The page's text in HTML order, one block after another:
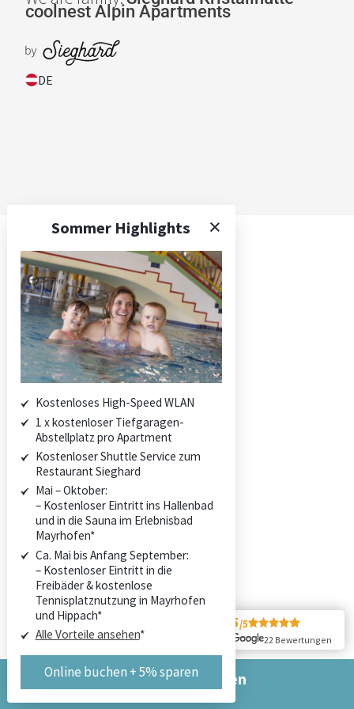
coolnest Alpin Apartments
DE
Sommer Highlights
Kostenloses High-Speed WLAN
1 x kostenloser Tiefgaragen-
Abstellplatz pro Apartment
Kostenloser Shuttle Service zum
Restaurant Sieghard
Mai – Oktober:
– Kostenloser Eintritt ins Hallenbad
und in die Sauna im Erlebnisbad
Mayrhofen*
Ca. Mai bis Anfang September:
– Kostenloser Eintritt in die
Freibäder & kostenlose
Tennisplatznutzung in Mayrhofen
und Hippach*
Alle Vorteile ansehen*
Online buchen + 5% sparen
Die Apartments
Preise und Pauschalen
Leistungen und Services
Stornobedingungen
Du schaust aber guat aus!
Zillertaler Sommerfreuden
Tiroler Winterwunderland
We are Family
ANFRAGEN
BUCHEN
KONTAKT
ANFRAGEN
BUCHEN
KONTAKT
Jetzt online buchen
& 5 % Rabatt sichern
5/5
22 Bewertungen